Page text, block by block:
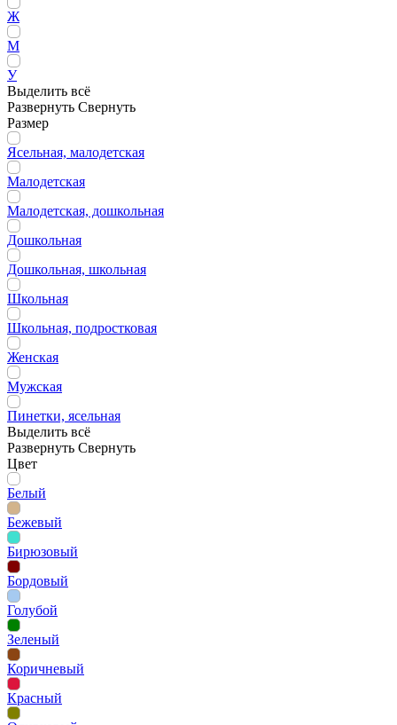
Ж
М
У
Выделить всё
Развернуть Свернуть
Размер
Ясельная, малодетская
Малодетская
Малодетская, дошкольная
Дошкольная
Дошкольная, школьная
Школьная
Школьная, подростковая
Женская
Мужская
Пинетки, ясельная
Выделить всё
Развернуть Свернуть
Цвет
Белый
Бежевый
Бирюзовый
Бордовый
Голубой
Зеленый
Коричневый
Красный